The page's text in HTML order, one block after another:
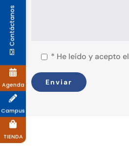
* He leído y acepto el
Contáctanos
Agenda
Campus
TIENDA